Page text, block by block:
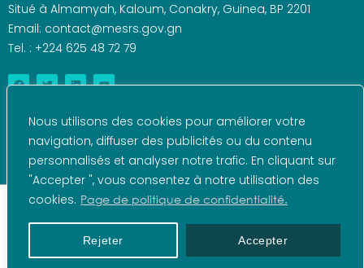
Nous utilisons des cookies pour améliorer votre
navigation, diffuser des publicités ou du contenu
personnalisés et analyser notre trafic. En cliquant sur
"Accepter ", vous consentez à notre utilisation des
cookies. Page de politique de confidentialité.
Rejeter Accepter
Situé à Almamyah, Kaloum, Conakry, Guinea, BP 2201
Email: contact@mesrs.gov.gn
Tel. : +224 625 48 72 79
la Recherche Scientifique – Réalisé par l’ANDE